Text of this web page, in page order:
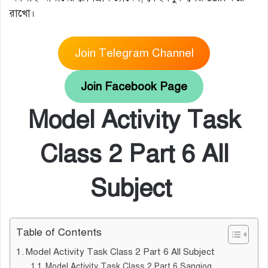
রাখো।
Join Telegram Channel
Join Facebook Page
Model Activity Task
Class 2 Part 6 All
Subject
Table of Contents
Model Activity Task Class 2 Part 6 All Subject